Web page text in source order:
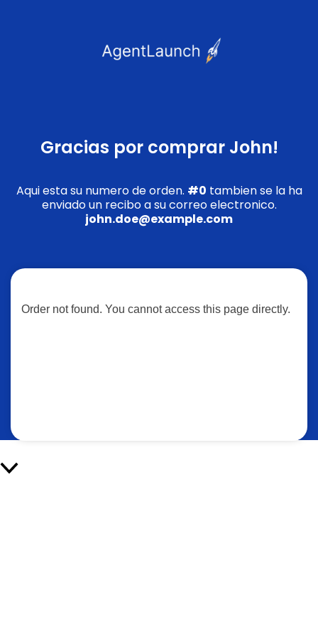
Gracias por comprar John!
Aqui esta su numero de orden. #0 tambien se la ha
enviado un recibo a su correo electronico.
john.doe@example.com
Order not found. You cannot access this page directly.